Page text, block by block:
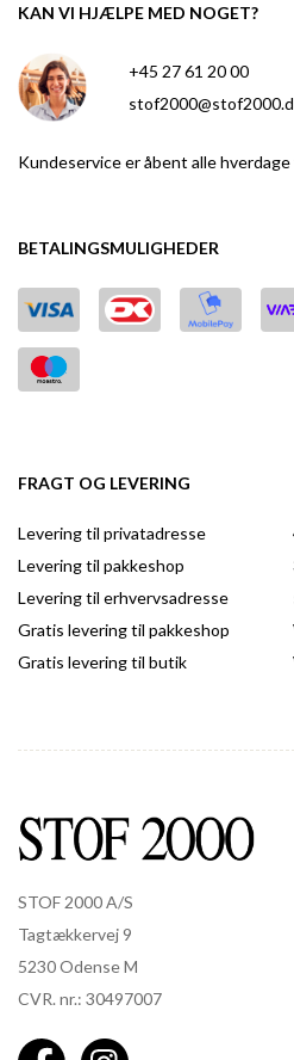
KAN VI HJÆLPE MED NOGET?
+45 27 61 20 00
Kundeservice er åbent alle hverdage
BETALINGSMULIGHEDER
FRAGT OG LEVERING
Levering til privatadresse
Levering til pakkeshop
Levering til erhvervsadresse
Gratis levering til pakkeshop
Gratis levering til butik
STOF 2000 A/S
Tagtækkervej 9
5230 Odense M
CVR. nr.: 30497007